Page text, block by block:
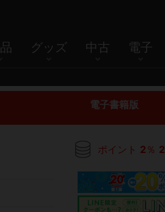
グッズ 中古 電子
電子書籍版
ポイント 2 ％